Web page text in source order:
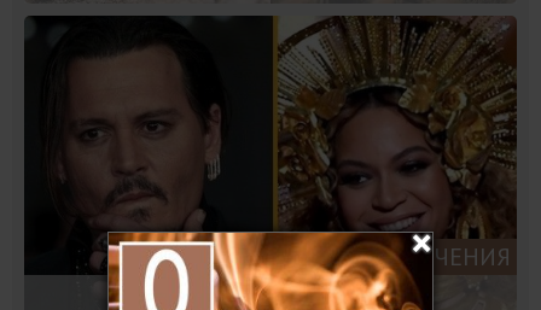
РАЗВЛЕЧЕНИЯ